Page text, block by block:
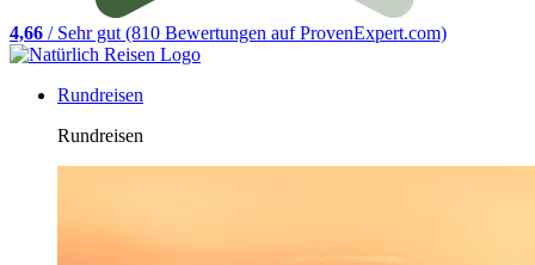
4,66 / Sehr gut (810 Bewertungen auf ProvenExpert.com)
Rundreisen
Rundreisen